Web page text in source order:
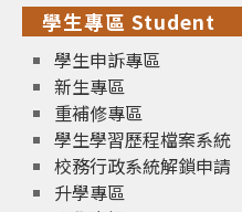
學生專區 Student
學生申訴專區
新生專區
重補修專區
學生學習歷程檔案系統
校務行政系統解鎖申請
升學專區